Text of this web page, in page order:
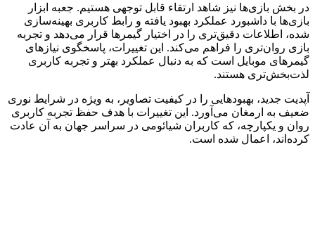
در بخش بازی‌ها نیز شاهد ارتقاء قابل توجهی هستیم. جعبه ابزار
بازی‌ها با داشبورد عملکرد بهبود یافته و رابط کاربری بهینه‌سازی
شده، اطلاعات دقیق‌تری را در اختیار گیمرها قرار می‌دهد و تجربه
بازی روان‌تری را فراهم می‌کند. این تغییرات، پاسخگوی نیازهای
گیمرهای موبایل است که به دنبال عملکرد بهتر و تجربه کاربری
لذت‌بخش‌تری هستند.
آپدیت جدید، بهبودهایی را در کیفیت تصاویر، به ویژه در شرایط نوری
ضعیف به ارمغان می‌آورد. این تغییرات با هدف حفظ تجربه کاربری
روان و یکپارچه، که کاربران شیائومی در سراسر جهان به آن عادت
کرده‌اند، اعمال شده است.